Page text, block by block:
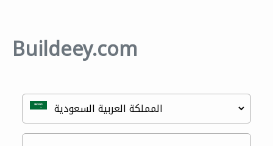
Buildeey.com